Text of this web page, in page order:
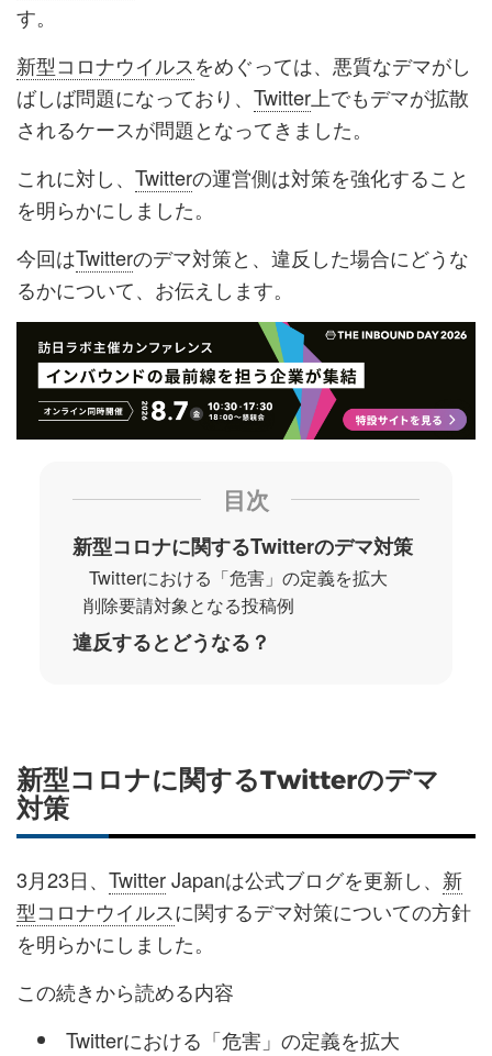
す。
新型コロナウイルスをめぐっては、悪質なデマがし
ばしば問題になっており、 Twitter 上でもデマが拡散
されるケースが問題となってきました。
これに対し、 Twitterの運営側は対策を強化すること
を明らかにしました。
今回はTwitterのデマ対策と、違反した場合にどうな
るかについて、お伝えします。
目次
新型コロナに関するTwitterのデマ対策
Twitterにおける「危害」の定義を拡大
削除要請対象となる投稿例
違反するとどうなる？
新型コロナに関するTwitterのデマ
対策
3月23日、 TwitterJapanは公式ブログを更新し、 新
型コロナウイルスに関するデマ対策についての方針
を明らかにしました。
この続きから読める内容
Twitterにおける「危害」の定義を拡大